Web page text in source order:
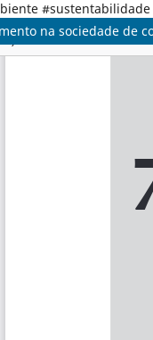
na sociedade de